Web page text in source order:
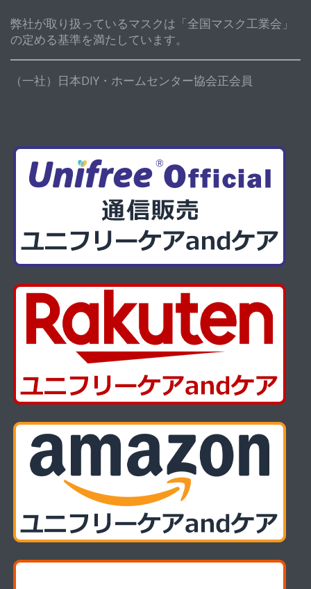
弊社が取り扱っているマスクは「全国マスク工業会」
の定める基準を満たしています。
（一社）日本DIY・ホームセンター協会正会員